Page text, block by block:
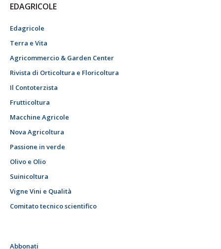
EDAGRICOLE
Edagricole
Terra e Vita
Agricommercio & Garden Center
Rivista di Orticoltura e Floricoltura
Il Contoterzista
Frutticoltura
Macchine Agricole
Nova Agricoltura
Passione in verde
Olivo e Olio
Suinicoltura
Vigne Vini e Qualità
Comitato tecnico scientifico
Abbonati